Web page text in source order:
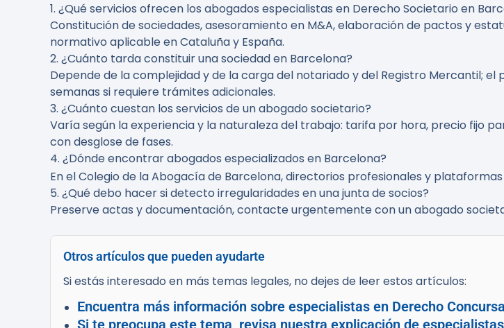
1. ¿Qué servicios ofrecen los abogados especialistas en Derecho Societario en
Constitución de sociedades, asesoramiento en M&A, elaboración de pactos y
normativo aplicable en Cataluña y España.
2. ¿Cuánto tarda constituir una sociedad en Barcelona?
Depende de la complejidad y de la carga del notariado y del Registro Mercantil;
semanas si requiere trámites adicionales.
3. ¿Cuánto cuestan los servicios de un abogado societario?
Varía según la experiencia y la naturaleza del trabajo: tarifa por hora, precio fijo
con desglose de fases.
4. ¿Dónde encontrar abogados especializados en Barcelona?
En el Colegio de la Abogacía de Barcelona, directorios profesionales y
5. ¿Qué debo hacer si detecto irregularidades en una junta de socios?
Preserve actas y documentación, contacte urgentemente con un abogado
Otros artículos que pueden ayudarte
Si estás interesado en más temas legales, no dejes de leer estos artículos:
Encuentra más información sobre especialistas en Derecho
Si te preocupa este tema, revisa nuestra explicación de